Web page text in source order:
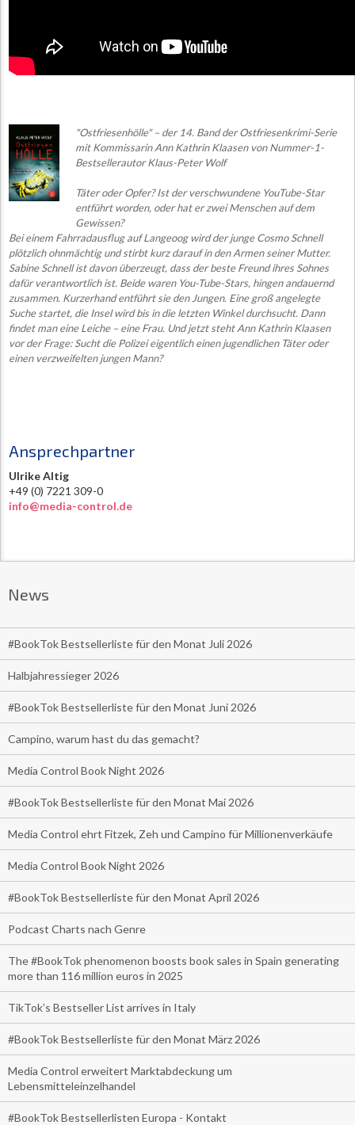
"Ostfriesenhölle" – der 14. Band der Ostfriesenkrimi-Serie
mit Kommissarin Ann Kathrin Klaasen von Nummer-1-
Bestsellerautor Klaus-Peter Wolf
Täter oder Opfer? Ist der verschwundene YouTube-Star
entführt worden, oder hat er zwei Menschen auf dem
Gewissen?
Bei einem Fahrradausflug auf Langeoog wird der junge Cosmo Schnell
plötzlich ohnmächtig und stirbt kurz darauf in den Armen seiner Mutter.
Sabine Schnell ist davon überzeugt, dass der beste Freund ihres Sohnes
dafür verantwortlich ist. Beide waren You-Tube-Stars, hingen andauernd
zusammen. Kurzerhand entführt sie den Jungen. Eine groß angelegte
Suche startet, die Insel wird bis in die letzten Winkel durchsucht. Dann
findet man eine Leiche – eine Frau. Und jetzt steht Ann Kathrin Klaasen
vor der Frage: Sucht die Polizei eigentlich einen jugendlichen Täter oder
einen verzweifelten jungen Mann?
Ansprechpartner
Ulrike Altig
+49 (0) 7221 309-0
info@media-control.de
News
#BookTok Bestsellerliste für den Monat Juli 2026
Halbjahressieger 2026
#BookTok Bestsellerliste für den Monat Juni 2026
Campino, warum hast du das gemacht?
Media Control Book Night 2026
#BookTok Bestsellerliste für den Monat Mai 2026
Media Control ehrt Fitzek, Zeh und Campino für Millionenverkäufe
Media Control Book Night 2026
#BookTok Bestsellerliste für den Monat April 2026
Podcast Charts nach Genre
The #BookTok phenomenon boosts book sales in Spain generating
more than 116 million euros in 2025
TikTok’s Bestseller List arrives in Italy
#BookTok Bestsellerliste für den Monat März 2026
Media Control erweitert Marktabdeckung um
Lebensmitteleinzelhandel
#BookTok Bestsellerlisten Europa - Kontakt